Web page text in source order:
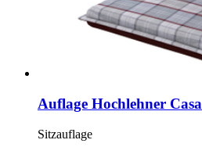
Auflage Hochlehner Casa
Sitzauflage